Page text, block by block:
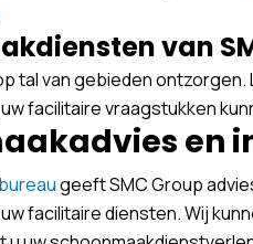
van
tal van gebieden
facilitaire vraagstukken
en
geeft SMC Group
facilitaire diensten. Wij